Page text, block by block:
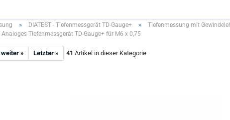
» DIATEST - Tiefenmessgerät TD-Gauge+ » Tiefenmessung mit
Analoges Tiefenmessgerät TD-Gauge+ für M6 x 0,75
weiter » Letzter » 41 Artikel in dieser Kategorie